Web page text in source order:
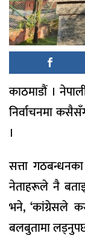
काठमाडौं ।
निर्वाचनमा
।
सत्ता
नेताहरूले नै
भने,
बलबुतामा